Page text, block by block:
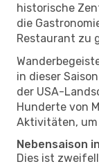
historische
die
Restaurant zu
in dieser
der USA-
Hunderte von
Aktivitäten,
Nebensaison
Dies ist